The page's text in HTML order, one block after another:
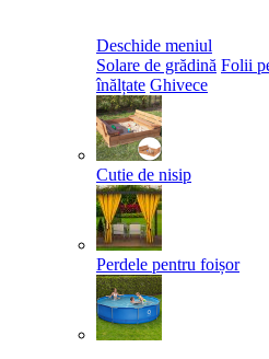
Deschide meniul
Solare de grădină Folii
înălțate Ghivece
Cutie de nisip
Perdele pentru foișor